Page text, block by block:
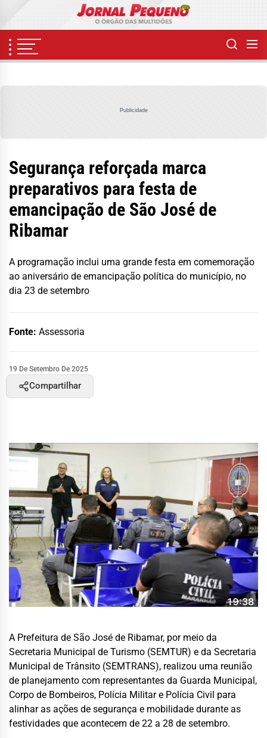
content
Publicidade
Segurança reforçada marca
preparativos para festa de
emancipação de São José de
Ribamar
A programação inclui uma grande festa em comemoração
ao aniversário de emancipação política do município, no
dia 23 de setembro
Fonte: Assessoria
19 De Setembro De 2025
Compartilhar
A Prefeitura de São José de Ribamar, por meio da
Secretaria Municipal de Turismo (SEMTUR) e da Secretaria
Municipal de Trânsito (SEMTRANS), realizou uma reunião
de planejamento com representantes da Guarda Municipal,
Corpo de Bombeiros, Polícia Militar e Polícia Civil para
alinhar as ações de segurança e mobilidade durante as
festividades que acontecem de 22 a 28 de setembro.